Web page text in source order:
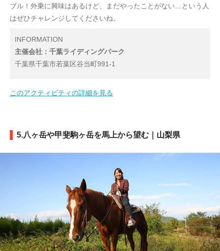
ブル！外乗に興味はあるけど、まだやったことがない…という人
はぜひチャレンジしてくださいね。
INFORMATION
主催会社：千葉ライディングパーク
千葉県千葉市若葉区谷当町991-1
このアクティビティの詳細を見る
5.八ヶ岳や甲斐駒ヶ岳を馬上から望む｜山梨県